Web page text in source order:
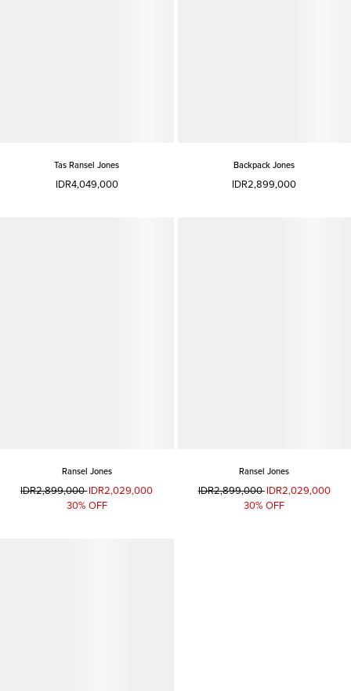
Tas Ransel Jones
IDR4,049,000
Backpack Jones
IDR2,899,000
Ransel Jones
IDR2,899,000IDR2,029,000
30% OFF
Ransel Jones
IDR2,899,000 IDR2,029,000
30% OFF